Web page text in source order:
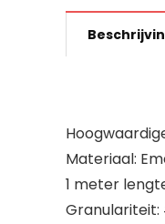
Materiaal:
1 meter